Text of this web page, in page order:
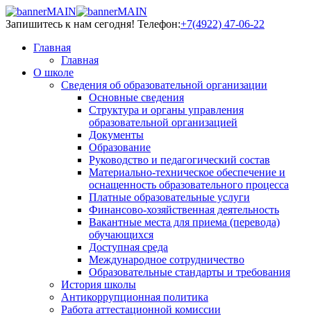
Запишитесь к нам сегодня! Телефон:+7(4922) 47-06-22
Главная
Главная
О школе
Сведения об образовательной организации
Основные сведения
Структура и органы управления
образовательной организацией
Документы
Образование
Руководство и педагогический состав
Материально-техническое обеспечение и
оснащенность образовательного процесса
Платные образовательные услуги
Финансово-хозяйственная деятельность
Вакантные места для приема (перевода)
обучающихся
Доступная среда
Международное сотрудничество
Образовательные стандарты и требования
История школы
Антикоррупционная политика
Работа аттестационной комиссии